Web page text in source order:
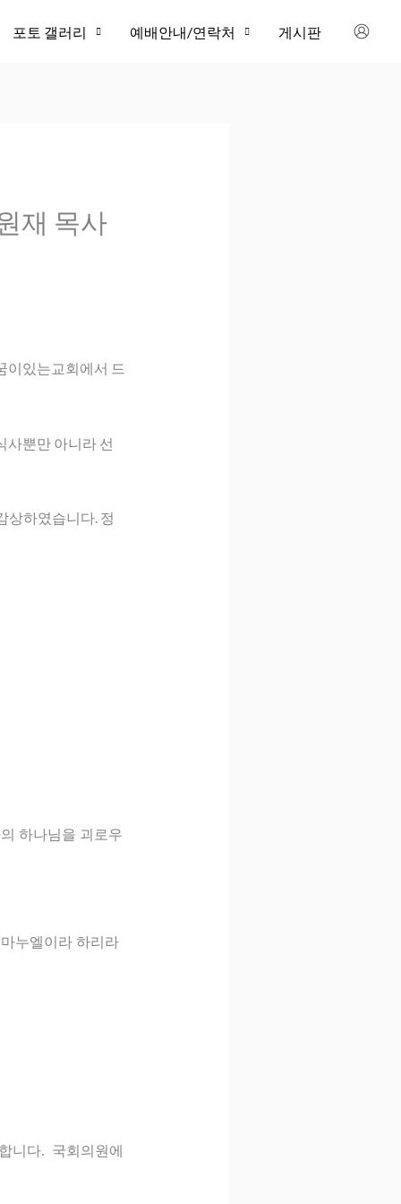
포토 갤러리 예배안내/연락처 게시판
재 목사
이있는교회에서 드
사뿐만 아니라 선
상하였습니다. 정
하나님을 괴로우
누엘이라 하리라
니다. 국회의원에